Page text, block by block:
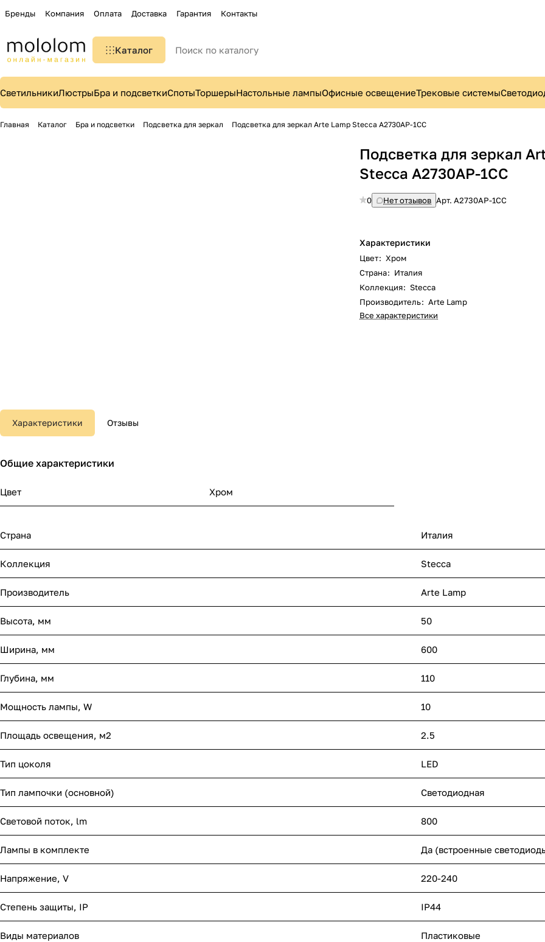
Бренды Компания Оплата Доставка Гарантия Контакты
Каталог
СветильникиЛюстрыБра и подсветкиСпотыТоршерыНастольные лампыОфисные освещениеТрековые системы
Главная Каталог Бра и подсветки Подсветка для зеркал Подсветка для зеркал Arte Lamp Stecca A2730AP-1CC
Подсветка для зеркал
Stecca A2730AP-1CC
0 Нет отзывов Арт.A2730AP-1CC
Характеристики
Цвет: Хром
Страна: Италия
Коллекция: Stecca
Производитель: Arte Lamp
Все характеристики
Характеристики Отзывы
Общие характеристики
Цвет Хром
Страна Италия
Коллекция Stecca
Производитель Arte Lamp
Высота, мм 50
Ширина, мм 600
Глубина, мм 110
Мощность лампы, W 10
Площадь освещения, м2 2.5
Тип цоколя LED
Тип лампочки (основной) Светодиодная
Световой поток, lm 800
Лампы в комплекте Да (встроенные
Напряжение, V 220-240
Степень защиты, IP IP44
Виды материалов Пластиковые